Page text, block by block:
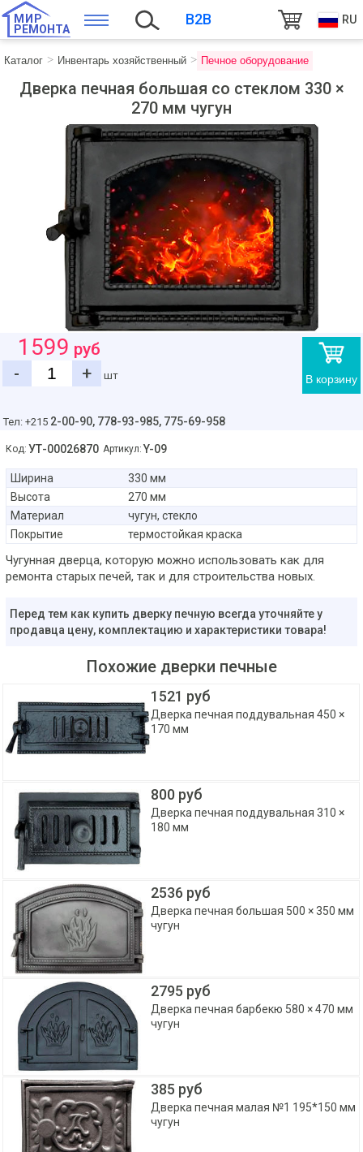
МИР
РЕМОНТА
B2B RU
Каталог Инвентарь хозяйственный Печное оборудование
Дверка печная большая со стеклом 330 ×
270 мм чугун
В корзину
1599 руб
-
+ шт
Тел: +215 2-00-90, 778-93-985, 775-69-958
Код: УТ-00026870 Артикул: Y-09
Ширина
330 мм
Высота
270 мм
Материал
чугун, стекло
Покрытие
термостойкая краска
Чугунная дверца, которую можно использовать как для
ремонта старых печей, так и для строительства новых.
Перед тем как купить дверку печную всегда уточняйте у
продавца цену, комплектацию и характеристики товара!
Похожие дверки печные
1521 руб
Дверка печная поддувальная 450 ×
170 мм
800 руб
Дверка печная поддувальная 310 ×
180 мм
2536 руб
Дверка печная большая 500 × 350 мм
чугун
2795 руб
Дверка печная барбекю 580 × 470 мм
чугун
385 руб
Дверка печная малая №1 195*150 мм
чугун